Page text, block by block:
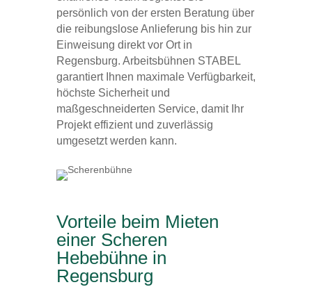
persönlich von der ersten Beratung über
die reibungslose Anlieferung bis hin zur
Einweisung direkt vor Ort in
Regensburg. Arbeitsbühnen STABEL
garantiert Ihnen maximale Verfügbarkeit,
höchste Sicherheit und
maßgeschneiderten Service, damit Ihr
Projekt effizient und zuverlässig
umgesetzt werden kann.
Vorteile beim Mieten
einer Scheren
Hebebühne in
Regensburg